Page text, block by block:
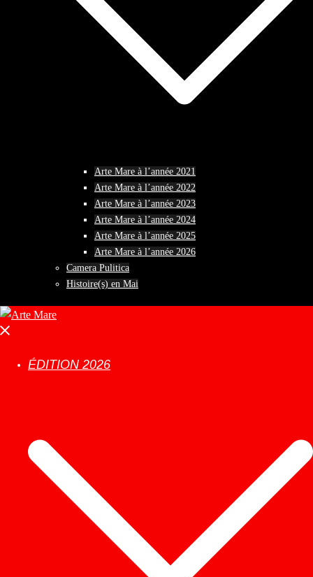
Arte Mare à l’année 2021
Arte Mare à l’année 2022
Arte Mare à l’année 2023
Arte Mare à l’année 2024
Arte Mare à l’année 2025
Arte Mare à l’année 2026
Camera Pulitica
Histoire(s) en Mai
ÉDITION 2026